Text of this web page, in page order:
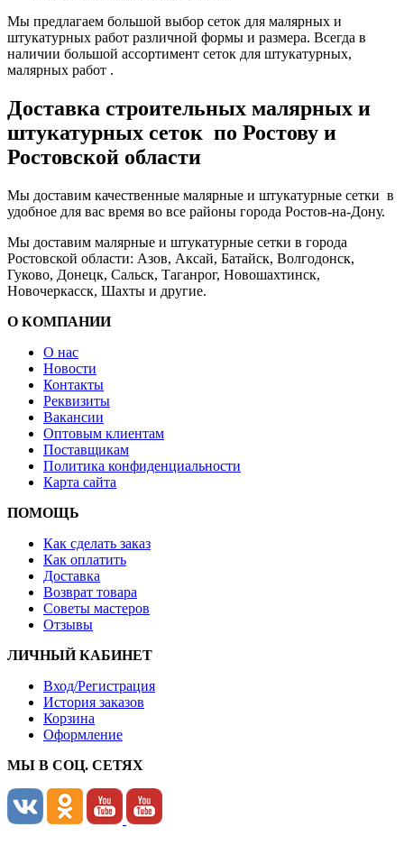
Мы предлагаем большой выбор сеток для малярных и
штукатурных работ различной формы и размера. Всегда в
наличии большой ассортимент сеток для штукатурных,
малярных работ .
Доставка строительных малярных и
штукатурных сеток по Ростову и
Ростовской области
Мы доставим качественные малярные и штукатурные сетки в
удобное для вас время во все районы города Ростов-на-Дону.
Мы доставим малярные и штукатурные сетки в города
Ростовской области: Азов, Аксай, Батайск, Волгодонск,
Гуково, Донецк, Сальск, Таганрог, Новошахтинск,
Новочеркасск, Шахты и другие.
О КОМПАНИИ
О нас
Новости
Контакты
Реквизиты
Вакансии
Оптовым клиентам
Поставщикам
Политика конфиденциальности
Карта сайта
ПОМОЩЬ
Как сделать заказ
Как оплатить
Доставка
Возврат товара
Советы мастеров
Отзывы
ЛИЧНЫЙ КАБИНЕТ
Вход/Регистрация
История заказов
Корзина
Оформление
МЫ В СОЦ. СЕТЯХ